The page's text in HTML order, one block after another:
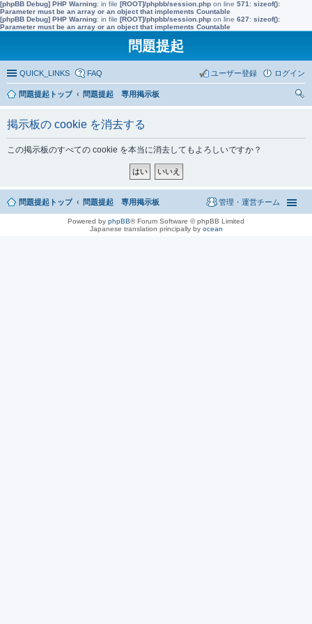
[phpBB Debug] PHP Warning: in file [ROOT]/phpbb/session.php on line 571 : sizeof():
Parameter must be an array or an object that implements Countable
[phpBB Debug] PHP Warning: in file [ROOT]/phpbb/session.php on line 627: sizeof():
Parameter must be an array or an object that implements Countable
問題提起
QUICK_LINKS FAQ ログイン
ユーザー登録
問題提起トップ
問題提起 専用掲示板
掲示板の cookie を消去する
この掲示板のすべての cookie を本当に消去してもよろしいですか？
問題提起トップ 問題提起 専用掲示板 管理・運営チーム
Powered by phpBB® Forum Software © phpBB Limited
Japanese translation principally by ocean